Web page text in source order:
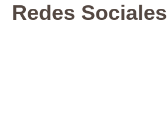
Redes Sociales